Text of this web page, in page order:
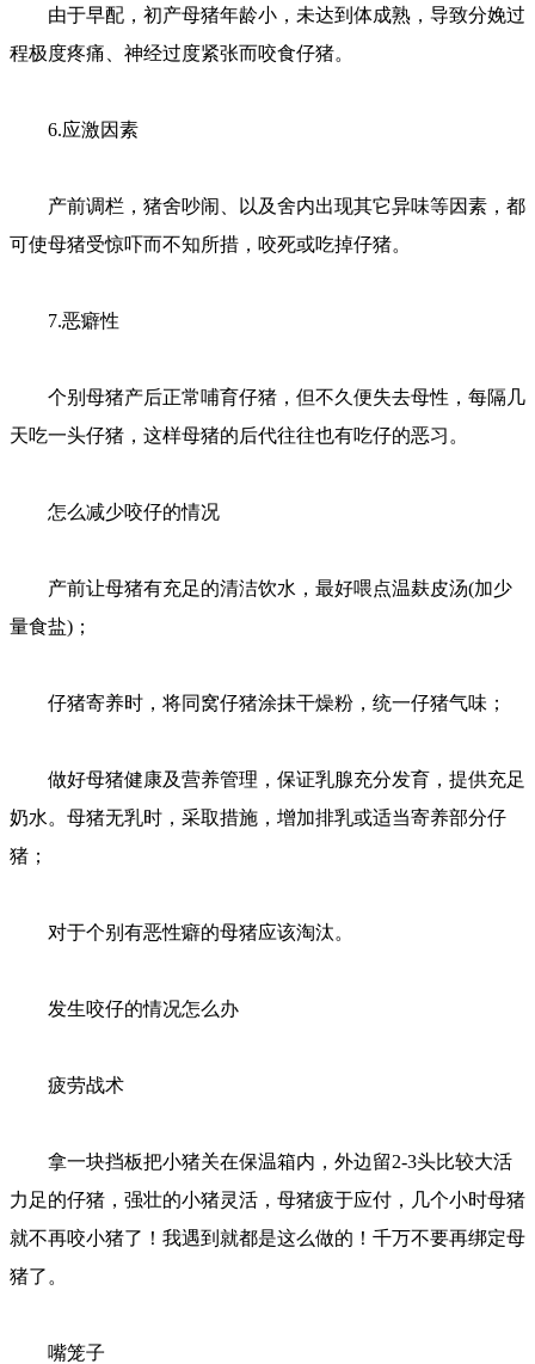
由于早配，初产母猪年龄小，未达到体成熟，导致分娩过
程极度疼痛、神经过度紧张而咬食仔猪。
6.应激因素
产前调栏，猪舍吵闹、以及舍内出现其它异味等因素，都
可使母猪受惊吓而不知所措，咬死或吃掉仔猪。
7.恶癖性
个别母猪产后正常哺育仔猪，但不久便失去母性，每隔几
天吃一头仔猪，这样母猪的后代往往也有吃仔的恶习。
怎么减少咬仔的情况
产前让母猪有充足的清洁饮水，最好喂点温麸皮汤(加少
量食盐)；
仔猪寄养时，将同窝仔猪涂抹干燥粉，统一仔猪气味；
做好母猪健康及营养管理，保证乳腺充分发育，提供充足
奶水。母猪无乳时，采取措施，增加排乳或适当寄养部分仔
猪；
对于个别有恶性癖的母猪应该淘汰。
发生咬仔的情况怎么办
疲劳战术
拿一块挡板把小猪关在保温箱内，外边留2-3头比较大活
力足的仔猪，强壮的小猪灵活，母猪疲于应付，几个小时母猪
就不再咬小猪了！我遇到就都是这么做的！千万不要再绑定母
猪了。
嘴笼子